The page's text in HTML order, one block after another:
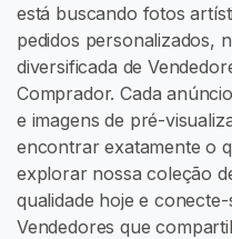
está buscando fotos
pedidos personalizados,
diversificada de
Comprador. Cada
e imagens de pré-
encontrar exatamente o
explorar nossa coleção
qualidade hoje e
Vendedores que
E
V
A
-
S
E
G
Á
T
I